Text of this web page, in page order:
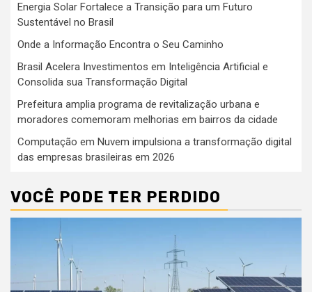
Energia Solar Fortalece a Transição para um Futuro
Sustentável no Brasil
Onde a Informação Encontra o Seu Caminho
Brasil Acelera Investimentos em Inteligência Artificial e
Consolida sua Transformação Digital
Prefeitura amplia programa de revitalização urbana e
moradores comemoram melhorias em bairros da cidade
Computação em Nuvem impulsiona a transformação digital
das empresas brasileiras em 2026
VOCÊ PODE TER PERDIDO